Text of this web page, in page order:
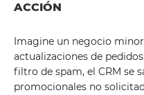
ACCIÓN
Imagine un negocio
actualizaciones de
filtro de spam, el CRM se
promocionales no